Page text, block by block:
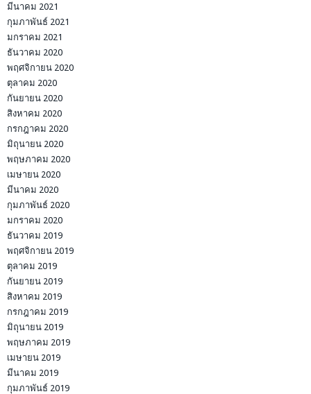
มีนาคม 2021
กุมภาพันธ์ 2021
มกราคม 2021
ธันวาคม 2020
พฤศจิกายน 2020
ตุลาคม 2020
กันยายน 2020
สิงหาคม 2020
กรกฎาคม 2020
มิถุนายน 2020
พฤษภาคม 2020
เมษายน 2020
มีนาคม 2020
กุมภาพันธ์ 2020
มกราคม 2020
ธันวาคม 2019
พฤศจิกายน 2019
ตุลาคม 2019
กันยายน 2019
สิงหาคม 2019
กรกฎาคม 2019
มิถุนายน 2019
พฤษภาคม 2019
เมษายน 2019
มีนาคม 2019
กุมภาพันธ์ 2019